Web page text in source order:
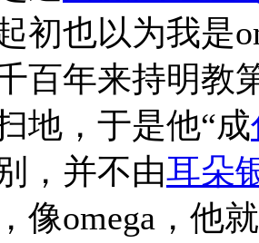
初也以为我是
百年来持明教
地，于是他“成
，并不由耳朵
像omega，他